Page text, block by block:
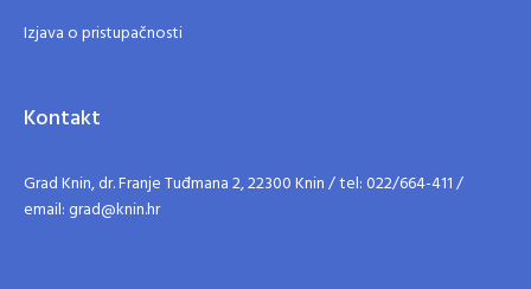
Izjava o pristupačnosti
Kontakt
Grad Knin, dr. Franje Tuđmana 2, 22300 Knin / tel: 022/664-411 /
email: grad@knin.hr